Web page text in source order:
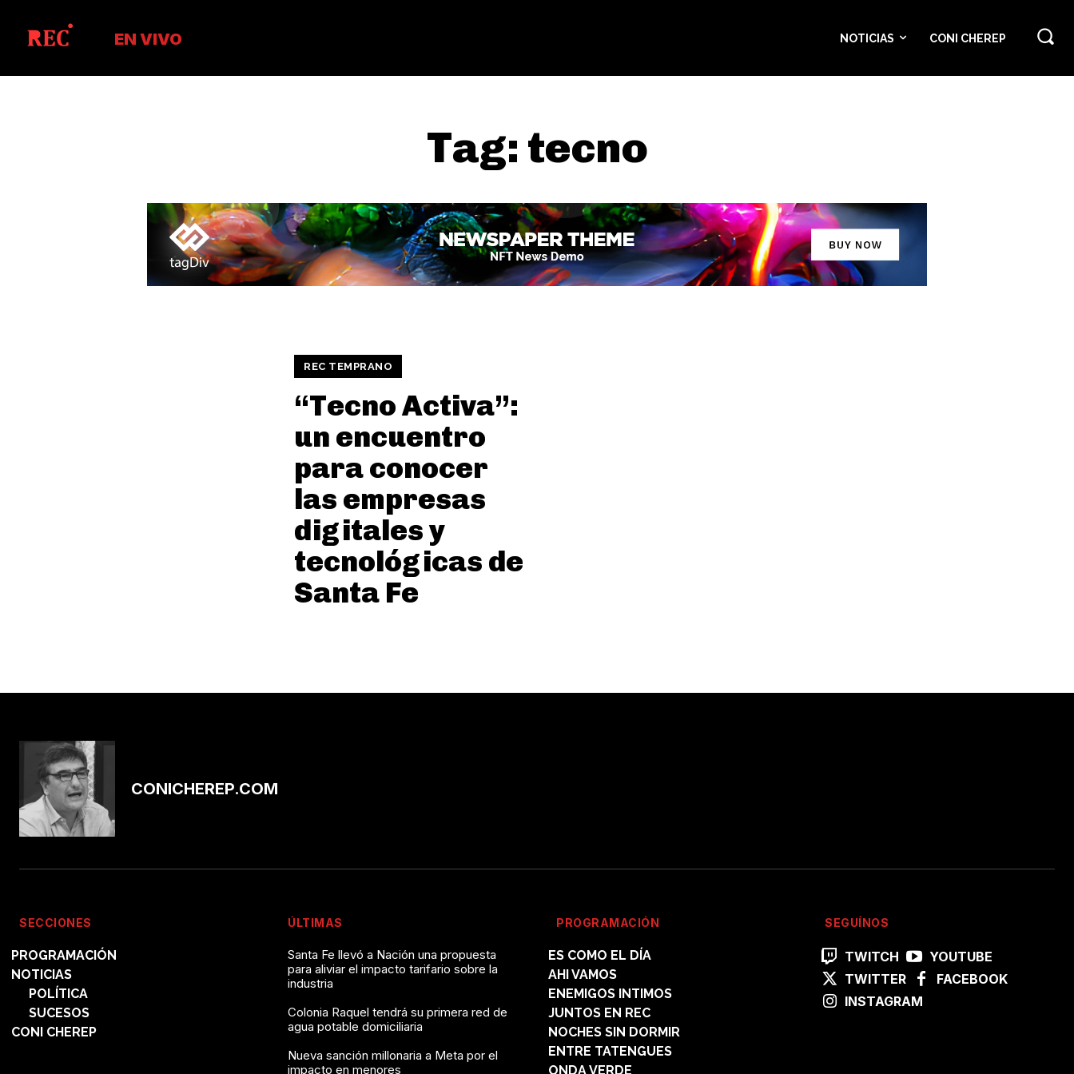
EN VIVO NOTICIAS CONI CHEREP
Tag: tecno
REC TEMPRANO
“Tecno Activa”:
un encuentro
para conocer
las empresas
digitales y
tecnológicas de
Santa Fe
CONICHEREP.COM
SECCIONES
PROGRAMACIÓN
NOTICIAS
POLÍTICA
SUCESOS
CONI CHEREP
ÚLTIMAS
Santa Fe llevó a Nación una propuesta
para aliviar el impacto tarifario sobre la
industria
Colonia Raquel tendrá su primera red de
agua potable domiciliaria
Nueva sanción millonaria a Meta por el
impacto en menores
PROGRAMACIÓN
ES COMO EL DÍA
AHI VAMOS
ENEMIGOS INTIMOS
JUNTOS EN REC
NOCHES SIN DORMIR
ENTRE TATENGUES
ONDA VERDE
SEGUÍNOS
TWITCH
YOUTUBE
TWITTER
FACEBOOK
INSTAGRAM